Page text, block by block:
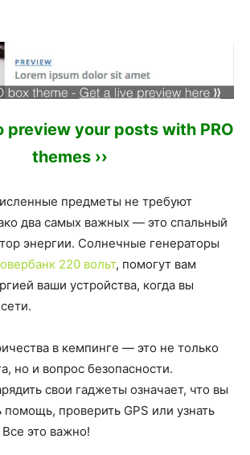
preview your posts with PRO
themes ››
предметы не требуют
два самых важных — это спальный
энергии. Солнечные генераторы
220 вольт, помогут вам
ваши устройства, когда вы
в кемпинге — это не только
но и вопрос безопасности.
свои гаджеты означает, что вы
проверить GPS или узнать
это важно!